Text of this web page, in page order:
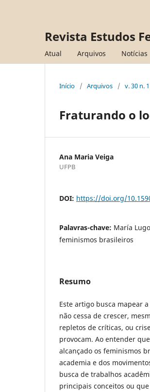
Revista Estudos
Atual Arquivos Notícias
Início / Arquivos / v. 30 n.
Fraturando o
Ana Maria Veiga
UFPB
DOI: https://doi.org/
Palavras-chave: María
feminismos brasileiros
Resumo
Este artigo busca mapear
não cessa de crescer,
repletos de críticas, ou
provocam. Ao entender
alcançado os feminismos
academia e dos
busca de trabalhos
principais conceitos ou